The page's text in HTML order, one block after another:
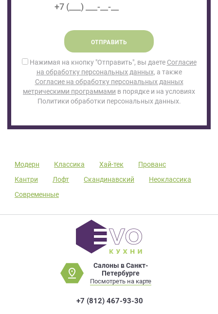
ОТПРАВИТЬ
Нажимая на кнопку "Отправить", вы даете Согласие
на обработку персональных данных, а также
Согласие на обработку персональных данных
метрическими программами в порядке и на условиях
Политики обработки персональных данных.
Модерн Классика Хай-тек
Прованс
Кантри
Лофт Скандинавский
Неоклассика
Современные
Салоны в Санкт-
Петербурге
Посмотреть на карте
+7 (812) 467-93-30